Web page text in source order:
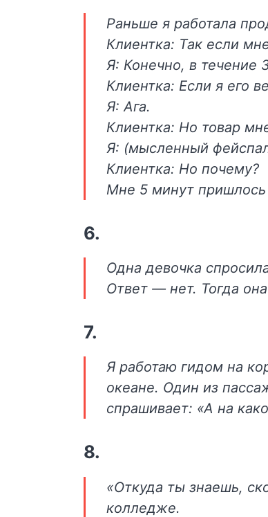
Раньше я работала
Клиентка: Так если
Я: Конечно, в течение
Клиентка: Если я его
Я: Ага.
Клиентка: Но товар
Я: (мысленный
Клиентка: Но почему?
Мне 5 минут пришлось
6.
Одна девочка
Ответ — нет. Тогда
7.
Я работаю гидом на
океане. Один из
спрашивает: «А на
8.
«Откуда ты знаешь,
колледже.